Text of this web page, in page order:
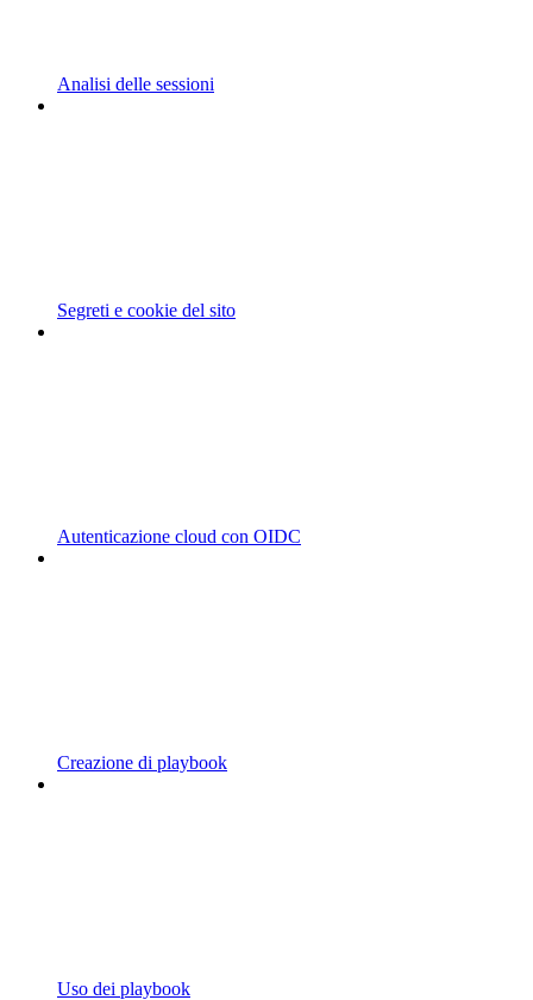
Analisi delle sessioni
Segreti e cookie del sito
Autenticazione cloud con OIDC
Creazione di playbook
Uso dei playbook